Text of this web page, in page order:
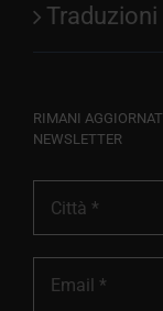
RIMANI
NEWSLETTER